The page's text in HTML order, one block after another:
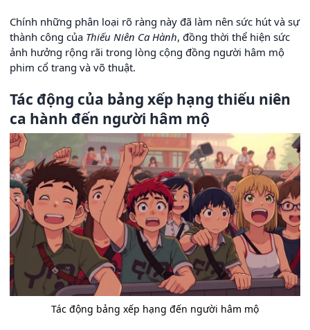
Chính những phân loại rõ ràng này đã làm nên sức hút và sự
thành công của Thiếu Niên Ca Hành, đồng thời thể hiện sức
ảnh hưởng rộng rãi trong lòng cộng đồng người hâm mộ
phim cổ trang và võ thuật.
Tác động của bảng xếp hạng thiếu niên
ca hành đến người hâm mộ
Tác động bảng xếp hạng đến người hâm mộ